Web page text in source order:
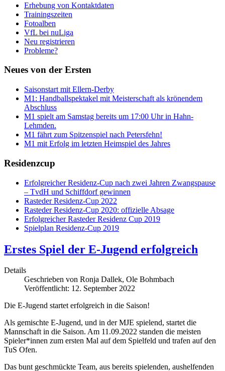
Erhebung von Kontaktdaten
Trainingszeiten
Fotoalben
VfL bei nuLiga
Neu registrieren
Probleme?
Neues von der Ersten
Saisonstart mit Ellern-Derby
M1: Handballspektakel mit Meisterschaft als krönendem
Abschluss
M1 spielt am Samstag bereits um 17:00 Uhr in Hahn-
Lehmden.
M1 fährt zum Spitzenspiel nach Petersfehn!
M1 mit Erfolg im letzten Heimspiel des Jahres
Residenzcup
Erfolgreicher Residenz-Cup nach zwei Jahren Zwangspause
– TvdH und Schiffdorf gewinnen
Rasteder Residenz-Cup 2022
Rasteder Residenz-Cup 2020: offizielle Absage
Erfolgreicher Rasteder Residenz Cup 2019
Spielplan Residenz-Cup 2019
Erstes Spiel der E-Jugend erfolgreich
Details
Geschrieben von Ronja Dallek, Ole Bohmbach
Veröffentlicht: 12. September 2022
Die E-Jugend startet erfolgreich in die Saison!
Als gemischte E-Jugend, und in der MJE spielend, startet die
Mannschaft in die Saison. Am 11.09.2022 standen die meisten
Spieler*innen zum ersten Mal auf dem Spielfeld und trafen auf den
TuS Ofen.
Das bunt geschmückte Team, aus bereits spielenden, aushelfenden